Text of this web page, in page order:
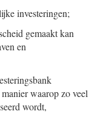
investeringen;
gemaakt kan
en
waarop zo veel
wordt,